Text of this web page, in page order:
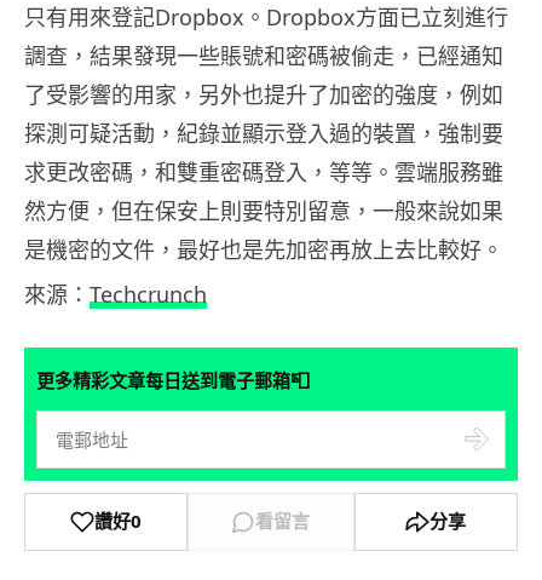
只有用來登記Dropbox。Dropbox方面已立刻進行
調查，結果發現一些賬號和密碼被偷走，已經通知
了受影響的用家，另外也提升了加密的強度，例如
探測可疑活動，紀錄並顯示登入過的裝置，強制要
求更改密碼，和雙重密碼登入，等等。雲端服務雖
然方便，但在保安上則要特別留意，一般來說如果
是機密的文件，最好也是先加密再放上去比較好。
來源： Techcrunch
更多精彩文章每日送到電子郵箱📮
讚好0 看留言 分享